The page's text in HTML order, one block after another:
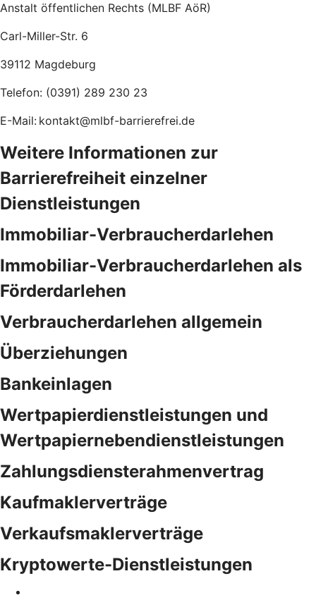
Anstalt öffentlichen Rechts (MLBF AöR)
Carl-Miller-Str. 6
39112 Magdeburg
Telefon: (0391) 289 230 23
E-Mail: kontakt@mlbf-barrierefrei.de
Weitere Informationen zur
Barrierefreiheit einzelner
Dienstleistungen
Immobiliar-Verbraucherdarlehen
Immobiliar-Verbraucherdarlehen als
Förderdarlehen
Verbraucherdarlehen allgemein
Überziehungen
Bankeinlagen
Wertpapierdienstleistungen und
Wertpapiernebendienstleistungen
Zahlungsdiensterahmenvertrag
Kaufmaklerverträge
Verkaufsmaklerverträge
Kryptowerte-Dienstleistungen